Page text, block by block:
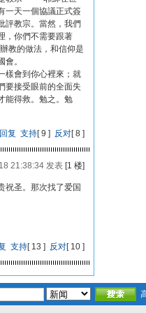
一天一個協議正式簽
評教宗。當然，我們
，你們不需要跟著
教的做法，和信仰是
。
樣會到你心裡來；就
要接受眼前的全面失
能得救。勉之。勉
回复 支持[9 ] 反对[8 ]
21:38:34 发表[1 楼]
祝圣。那次找了爱国
支持[13 ] 反对[10 ]